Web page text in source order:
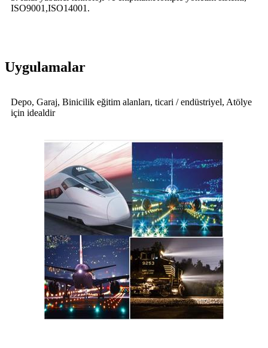
ISO9001,ISO14001.
Uygulamalar
Depo, Garaj, Binicilik eğitim alanları, ticari / endüstriyel, Atölye
için idealdir